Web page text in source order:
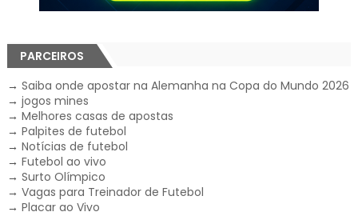
PARCEIROS
→ Saiba onde apostar na Alemanha na Copa do Mundo 2026
→ jogos mines
→ Melhores casas de apostas
→ Palpites de futebol
→ Notícias de futebol
→ Futebol ao vivo
→ Surto Olímpico
→ Vagas para Treinador de Futebol
→ Placar ao Vivo